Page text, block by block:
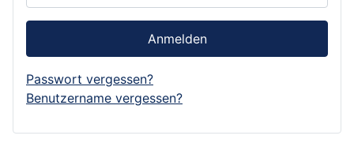
Anmelden
Passwort vergessen?
Benutzername vergessen?